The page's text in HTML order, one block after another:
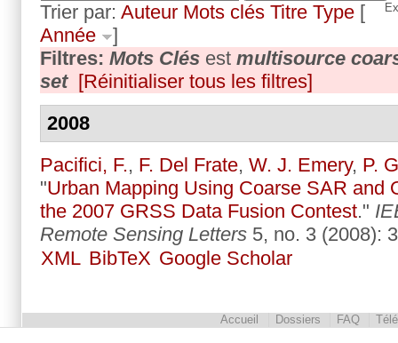
Trier par: Auteur Mots clés Titre Type [
Année
]
Filtres: Mots Clés est multisource
set [Réinitialiser tous les filtres]
2008
Pacifici, F., F. Del Frate, W. J. Emery, P.
"Urban Mapping Using Coarse SAR and
the 2007 GRSS Data Fusion Contest."
Remote Sensing Letters 5, no. 3 (2008):
XML BibTeX Google Scholar
Accueil Dossiers FAQ